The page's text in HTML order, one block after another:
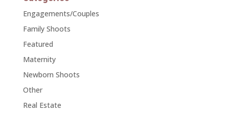
Engagements/Couples
Family Shoots
Featured
Maternity
Newborn Shoots
Other
Real Estate